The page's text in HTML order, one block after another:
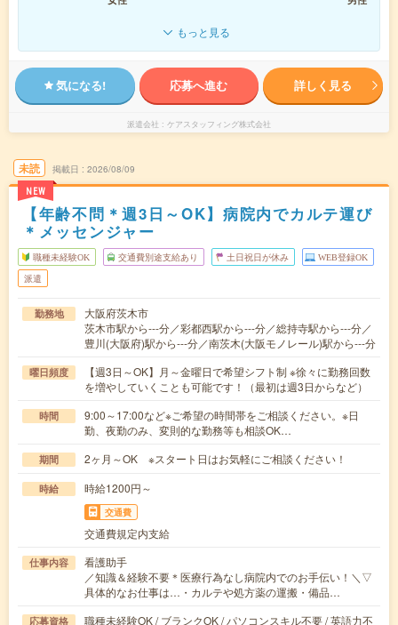
もっと見る
気になる! 応募へ進む 詳しく見る
派遣会社 ケアスタッフィング株式会社
未読
NEW
掲載日 2026/08/09
【年齢不問＊週3日～OK】病院内でカルテ運び
＊メッセンジャー
職種未経験OK 交通費別途支給あり 土日祝日が休み WEB登録OK
派遣
勤務地
大阪府茨木市
茨木市駅から---分／彩都西駅から---分／総持寺駅から---分／
豊川(大阪府)駅から---分／南茨木(大阪モノレール)駅から---分
曜日頻度
【週3日～OK】月～金曜日で希望シフト制 ※徐々に勤務回数
を増やしていくことも可能です！（最初は週3日からなど）
時間
9:00～17:00など※ご希望の時間帯をご相談ください。※日
勤、夜勤のみ、変則的な勤務等も相談OK…
期間 2ヶ月～OK ※スタート日はお気軽にご相談ください！
時給 時給1200円～
交通費
交通費規定内支給
仕事内容
看護助手
／知識＆経験不要＊医療行為なし病院内でのお手伝い！＼▽
具体的なお仕事は…・カルテや処方薬の運搬・備品…
応募資格 職種未経験OK / ブランクOK / パソコンスキル不要 / 英語力不